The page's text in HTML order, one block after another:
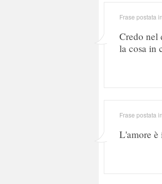
Frase postata in
Credo nel
la cosa in
Frase postata in
L'amore